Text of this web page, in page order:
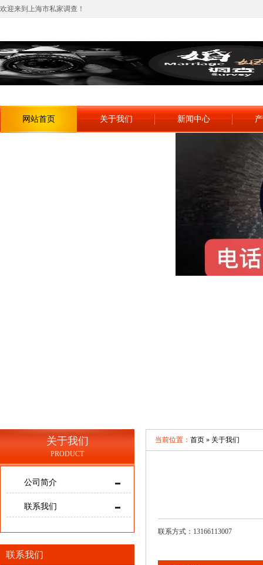
欢迎来到上海市私家调查！
网站首页 关于我们 新闻中心
关于我们
PRODUCT
公司简介
联系我们
联系我们
当前位置： 首页 » 关于我们
联系方式：13166113007